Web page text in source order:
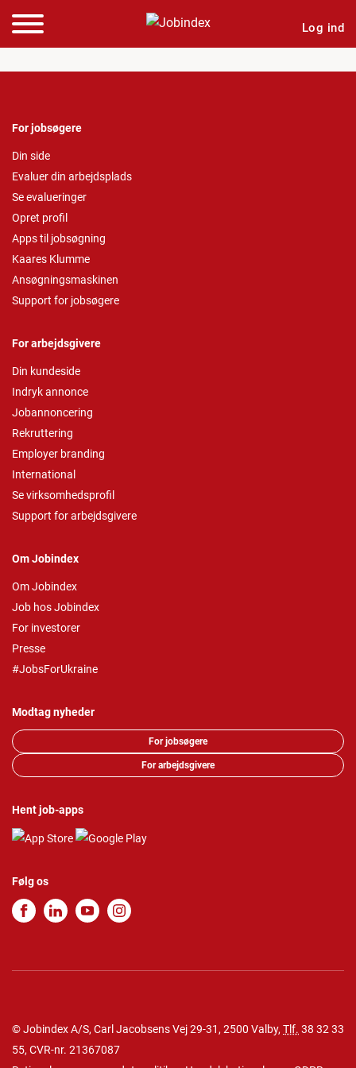
Log ind
For jobsøgere
Din side
Evaluer din arbejdsplads
Se evalueringer
Opret profil
Apps til jobsøgning
Kaares Klumme
Ansøgningsmaskinen
Support for jobsøgere
For arbejdsgivere
Din kundeside
Indryk annonce
Jobannoncering
Rekruttering
Employer branding
International
Se virksomhedsprofil
Support for arbejdsgivere
Om Jobindex
Om Jobindex
Job hos Jobindex
For investorer
Presse
#JobsForUkraine
Modtag nyheder
For jobsøgere
For arbejdsgivere
Hent job-apps
Følg os
© Jobindex A/S, Carl Jacobsens Vej 29-31, 2500 Valby, Tlf. 38 32 33
55, CVR-nr. 21367087